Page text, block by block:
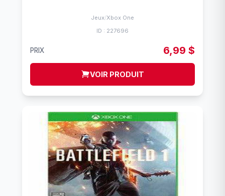
Jeux/Xbox One
ID : 227696
PRIX 6,99 $
VOIR PRODUIT